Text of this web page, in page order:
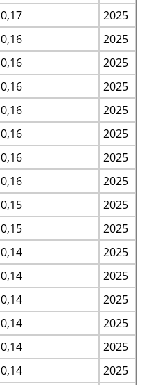
0,17
2025
0,16
2025
0,16
2025
0,16
2025
0,16
2025
0,16
2025
0,16
2025
0,16
2025
0,15
2025
0,15
2025
0,14
2025
0,14
2025
0,14
2025
0,14
2025
0,14
2025
0,14
2025